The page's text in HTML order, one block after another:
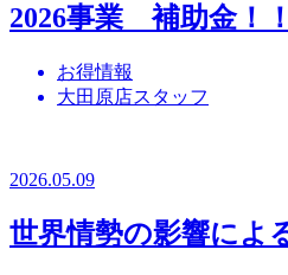
2026事業 補助金！！
お得情報
大田原店スタッフ
2026.05.09
世界情勢の影響によ